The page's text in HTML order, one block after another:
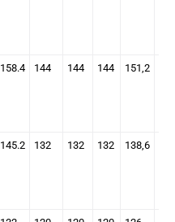
158.4 144 144 144 151,2
145.2 132 132 132 138,6